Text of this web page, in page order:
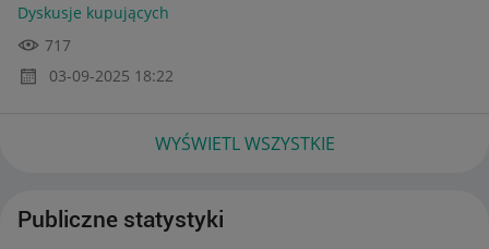
Dyskusje kupujących
717
‎03-09-2025 18:22
WYŚWIETL WSZYSTKIE
Publiczne statystyki